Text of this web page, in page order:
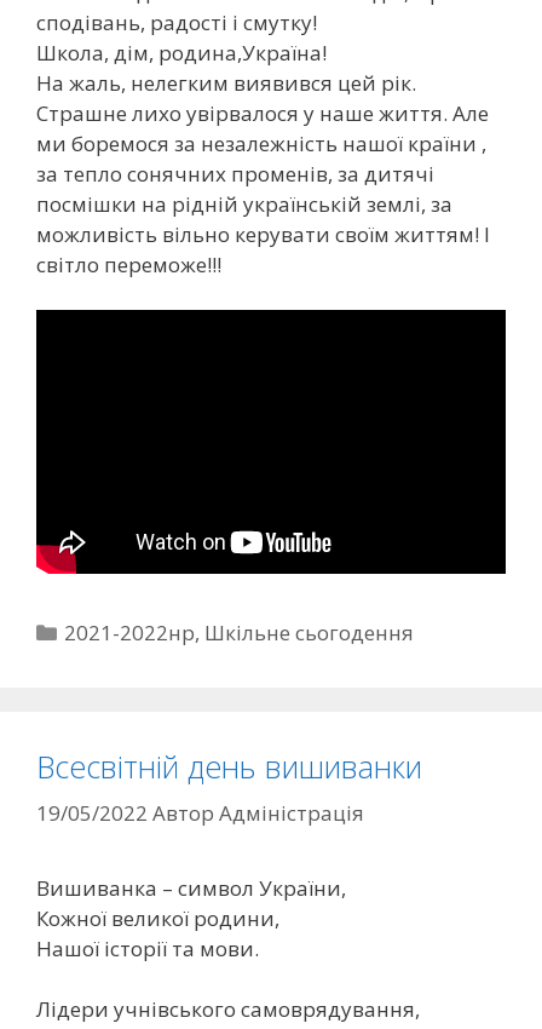
сподівань, радості і смутку!
Школа, дім, родина,Україна!
На жаль, нелегким виявився цей рік.
Страшне лихо увірвалося у наше життя. Але
ми боремося за незалежність нашої країни ,
за тепло сонячних променів, за дитячі
посмішки на рідній українській землі, за
можливість вільно керувати своїм життям! І
світло переможе!!!
2021-2022нр, Шкільне сьогодення
Всесвітній день вишиванки
19/05/2022 Автор Адміністрація
Вишиванка – символ України,
Кожної великої родини,
Нашої історії та мови.
Лідери учнівського самоврядування,